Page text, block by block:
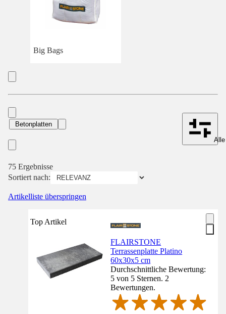
Big Bags
Betonplatten
75 Ergebnisse
Sortiert nach:
Artikelliste überspringen
Top Artikel
FLAIRSTONE
Terrassenplatte Platino
60x30x5 cm
Durchschnittliche Bewertung:
5 von 5 Sternen. 2
Bewertungen.